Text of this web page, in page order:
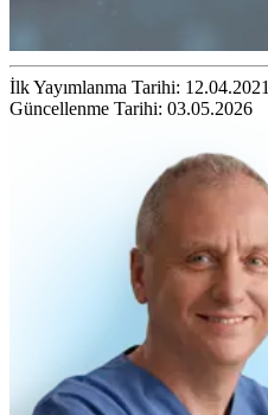
İlk Yayımlanma Tarihi: 12.04.2021
Güncellenme Tarihi: 03.05.2026